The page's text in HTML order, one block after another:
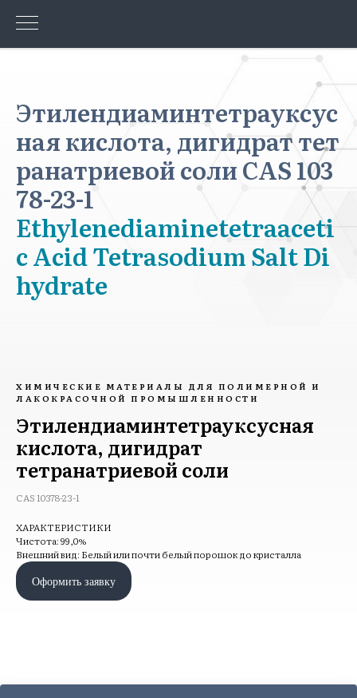
Этилендиаминтетрауксус
ная кислота, дигидрат тет
ранатриевой соли CAS 103
78-23-1
Ethylenediaminetetraaceti
c Acid Tetrasodium Salt Di
hydrate
ХИМИЧЕСКИЕ МАТЕРИАЛЫ ДЛЯ ПОЛИМЕРНОЙ И
ЛАКОКРАСОЧНОЙ ПРОМЫШЛЕННОСТИ
Этилендиаминтетрауксусная
кислота, дигидрат
тетранатриевой соли
CAS 10378-23-1
ХАРАКТЕРИСТИКИ
Чистота: 99,0%
Внешний вид: Белый или почти белый порошок до кристалла
Оформить заявку